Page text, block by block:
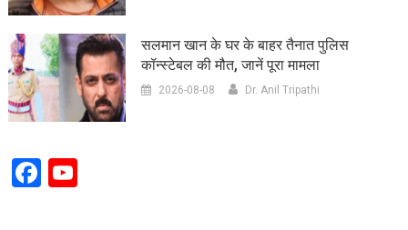
सलमान खान के घर के बाहर तैनात पुलिस
कॉन्स्टेबल की मौत, जानें पूरा मामला
2026-08-08 Dr. Anil Tripathi
Facebook
YouTube